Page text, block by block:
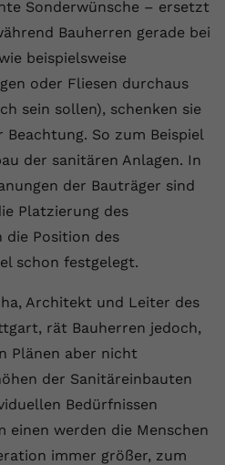
Sonderwünsche – ersetzt
Bauherren gerade bei
beispielsweise
oder Fliesen durchaus
sein sollen), schenken sie
So zum Beispiel
der sanitären Anlagen. In
der Bauträger sind
Platzierung des
die Position des
schon festgelegt.
Architekt und Leiter des
rät Bauherren jedoch,
Plänen aber nicht
der Sanitäreinbauten
Bedürfnissen
einen werden die Menschen
immer größer, zum
speichert Ihre Consent-
Unter anderem eine
ID, für die
Speicherung Ihrer
Betreiber dies eingestellt
wird verwendet, um die
von
zu ermöglichen.
und statistische
zur Nutzung der
erfassen.
Tracking verwendet, um
der Nutzung auf unserer
anzeigen
Website externe Inhalte,
dieses Cookie, um
Informationen zu sammeln,
eine eindeutige ID zum
von Videos auf der Website
anzeigen